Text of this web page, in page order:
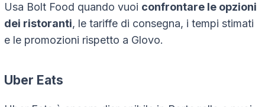
Usa Bolt Food quando vuoi confrontare le opzioni
dei ristoranti, le tariffe di consegna, i tempi stimati
e le promozioni rispetto a Glovo.
Uber Eats